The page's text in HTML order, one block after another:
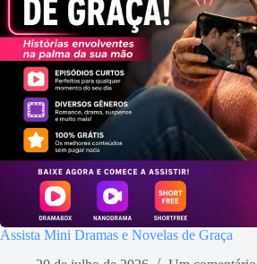
Assista Mini Dramas e Novelas de Graça